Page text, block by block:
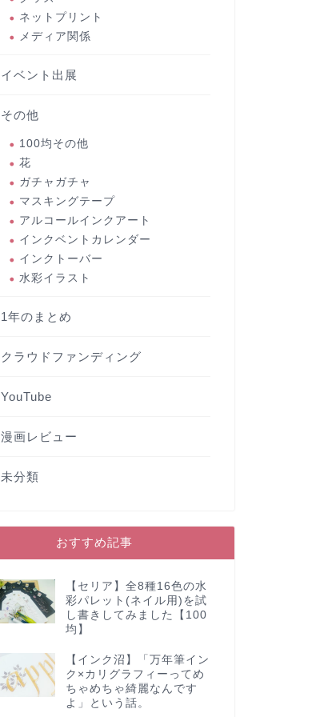
ネットプリント
メディア関係
イベント出展
その他
100均その他
花
ガチャガチャ
マスキングテープ
アルコールインクアート
インクベントカレンダー
インクトーバー
水彩イラスト
1年のまとめ
クラウドファンディング
YouTube
漫画レビュー
未分類
おすすめ記事
【セリア】全8種16色の水
彩パレット(ネイル用)を試
し書きしてみました【100
均】
【インク沼】「万年筆イン
ク×カリグラフィーってめ
ちゃめちゃ綺麗なんです
よ」という話。